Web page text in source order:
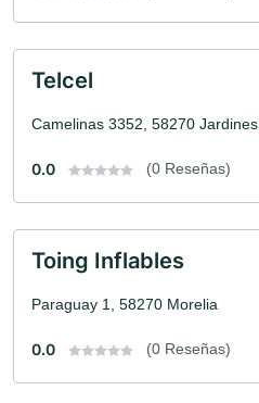
Telcel
Camelinas 3352, 58270 Jardines
0.0 (0 Reseñas)
Toing Inflables
Paraguay 1, 58270 Morelia
0.0 (0 Reseñas)